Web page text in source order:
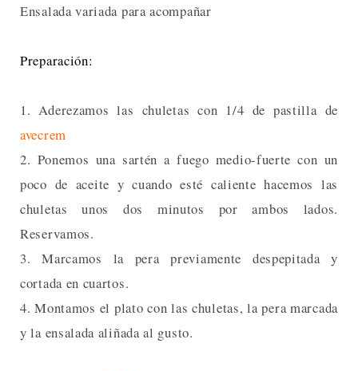
Ensalada variada para acompañar
Preparación:
1. Aderezamos las chuletas con 1/4 de pastilla de
avecrem
2. Ponemos una sartén a fuego medio-fuerte con un
poco de aceite y cuando esté caliente hacemos las
chuletas unos dos minutos por ambos lados.
Reservamos.
3. Marcamos la pera previamente despepitada y
cortada en cuartos.
4. Montamos el plato con las chuletas, la pera marcada
y la ensalada aliñada al gusto.